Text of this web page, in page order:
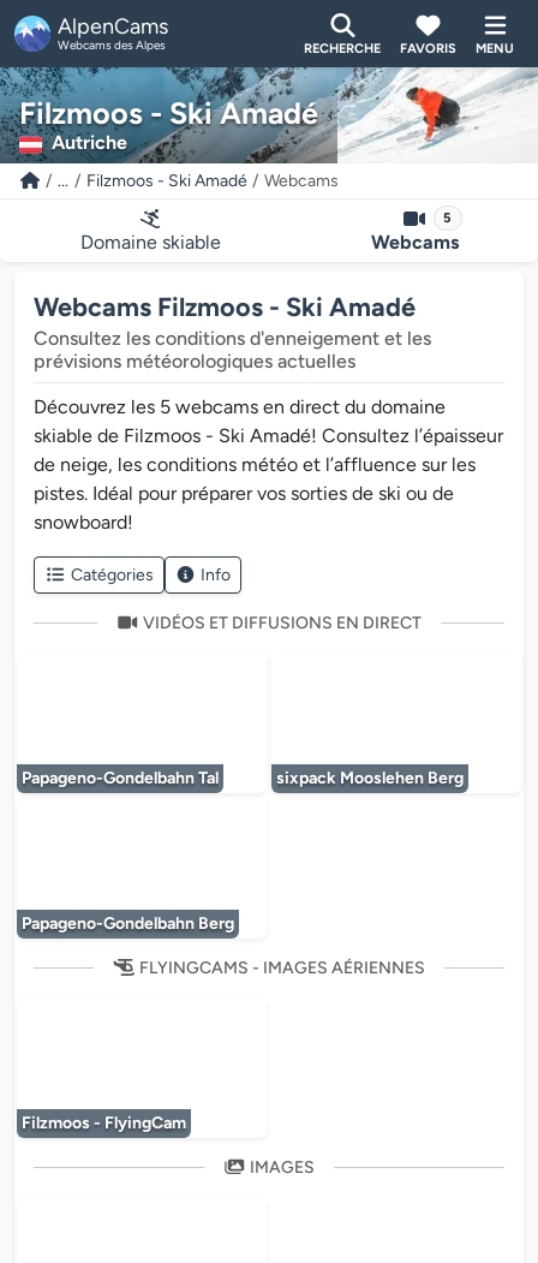
AlpenCams
Webcams des Alpes RECHERCHE FAVORIS MENU
Filzmoos - Ski Amadé
Autriche
... Filzmoos - Ski Amadé Webcams
Domaine skiable
5
Webcams
Webcams Filzmoos - Ski Amadé
Consultez les conditions d'enneigement et les
prévisions météorologiques actuelles
Découvrez les 5 webcams en direct du domaine
skiable de Filzmoos - Ski Amadé! Consultez l’épaisseur
de neige, les conditions météo et l’affluence sur les
pistes. Idéal pour préparer vos sorties de ski ou de
snowboard!
Catégories Info
VIDÉOS ET DIFFUSIONS EN DIRECT
Papageno-Gondelbahn Tal sixpack Mooslehen Berg
Papageno-Gondelbahn Berg
FLYINGCAMS - IMAGES AÉRIENNES
Filzmoos - FlyingCam
IMAGES